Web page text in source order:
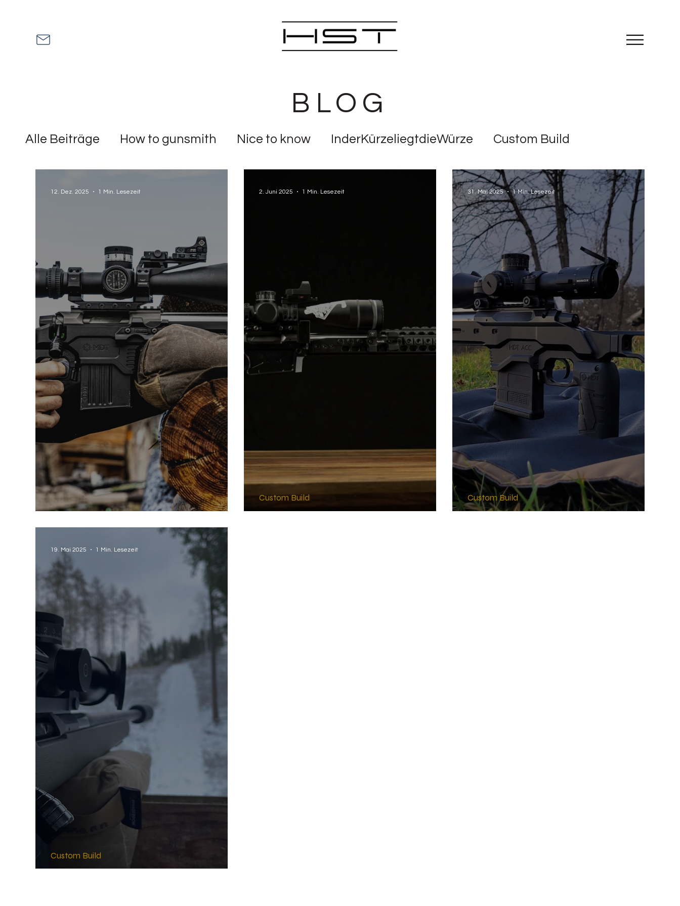
III
BLOG
Alle Beiträge How to gunsmith Nice to know InderKürzeliegtdieWürze Custom Build
12. Dez. 2025 1 Min. Lesezeit
Custom Build
2. Juni 2025 1 Min. Lesezeit
Custom Build
31. Mai 2025 1 Min. Lesezeit
Custom Build
19. Mai 2025 1 Min. Lesezeit